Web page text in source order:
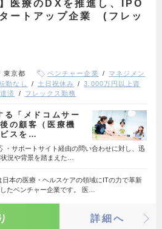
医療のDXを推進し、IPO
ートアップ企業 (フレッ
東京都 ベンチャー企業
マネジメン
勤なし 土日祝休み
3,000万円以上資
済 フレックス勤務
る「メドコムサー
の顧客（医療機
スを…
・サポートサイト経由の問い合わせに対し、迅
況や背景を踏まえた…
日本の医療・ヘルスケアの領域にITの力で革新
たベンチャー企業です。 医…
詳細へ